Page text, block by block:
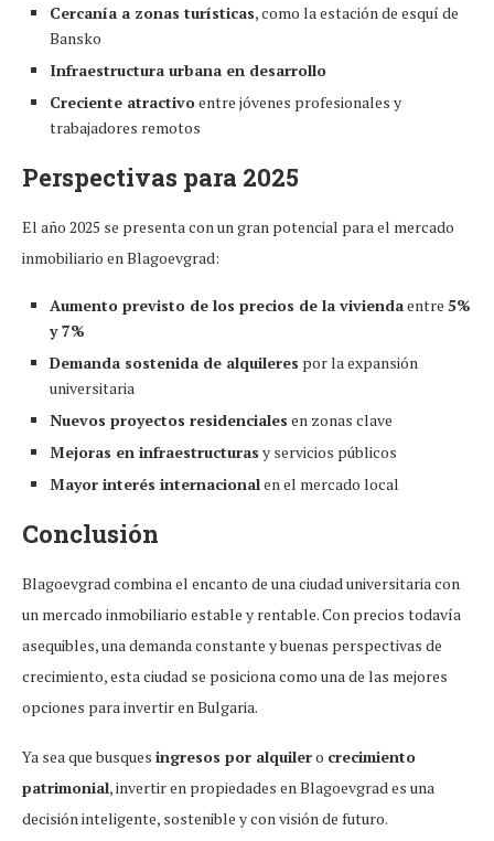
Cercanía a zonas turísticas, como la estación de esquí de
Bansko
Infraestructura urbana en desarrollo
Creciente atractivoentre jóvenes profesionales y
trabajadores remotos
Perspectivas para 2025
El año 2025 se presenta con un gran potencial para el mercado
inmobiliario en Blagoevgrad:
Aumento previsto de los precios de la viviendaentre 5%
y 7%
Demanda sostenida de alquileres por la expansión
universitaria
Nuevos proyectos residenciales en zonas clave
Mejoras en infraestructuras y servicios públicos
Mayor interés internacionalen el mercado local
Conclusión
Blagoevgrad combina el encanto de una ciudad universitaria con
un mercado inmobiliario estable y rentable. Con precios todavía
asequibles, una demanda constante y buenas perspectivas de
crecimiento, esta ciudad se posiciona como una de las mejores
opciones para invertir en Bulgaria.
Ya sea que busques ingresos por alquilero crecimiento
patrimonial, invertir en propiedades en Blagoevgrad es una
decisión inteligente, sostenible y con visión de futuro.